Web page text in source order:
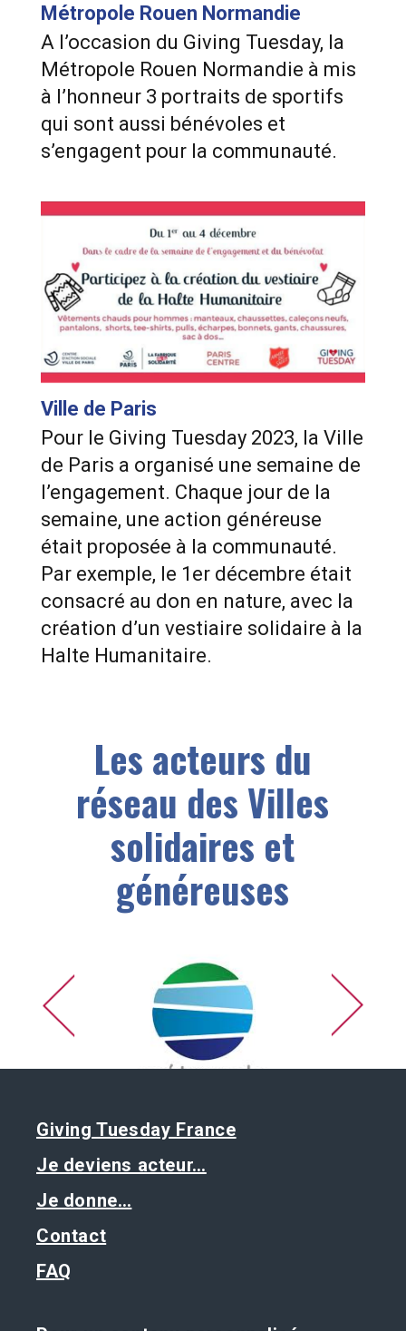
Métropole Rouen Normandie
A l’occasion du Giving Tuesday, la
Métropole Rouen Normandie à mis
à l’honneur 3 portraits de sportifs
qui sont aussi bénévoles et
s’engagent pour la communauté.
Ville de Paris
Pour le Giving Tuesday 2023, la Ville
de Paris a organisé une semaine de
l’engagement. Chaque jour de la
semaine, une action généreuse
était proposée à la communauté.
Par exemple, le 1er décembre était
consacré au don en nature, avec la
création d’un vestiaire solidaire à la
Halte Humanitaire.
Les acteurs du
réseau des Villes
solidaires et
généreuses
Giving Tuesday France
Je deviens acteur…
Je donne…
Contact
FAQ